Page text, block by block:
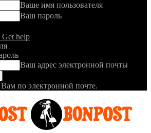
Ваше имя пользователя
Ваш пароль
Get help
Ваш адрес электронной почты
по электронной почте.